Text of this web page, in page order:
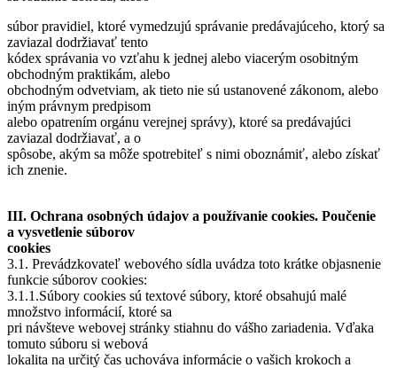
súbor pravidiel, ktoré vymedzujú správanie predávajúceho, ktorý sa
zaviazal dodržiavať tento
kódex správania vo vzťahu k jednej alebo viacerým osobitným
obchodným praktikám, alebo
obchodným odvetviam, ak tieto nie sú ustanovené zákonom, alebo
iným právnym predpisom
alebo opatrením orgánu verejnej správy), ktoré sa predávajúci
zaviazal dodržiavať, a o
spôsobe, akým sa môže spotrebiteľ s nimi oboznámiť, alebo získať
ich znenie.
III. Ochrana osobných údajov a používanie cookies. Poučenie
a vysvetlenie súborov
cookies
3.1. Prevádzkovateľ webového sídla uvádza toto krátke objasnenie
funkcie súborov cookies:
3.1.1.Súbory cookies sú textové súbory, ktoré obsahujú malé
množstvo informácií, ktoré sa
pri návšteve webovej stránky stiahnu do vášho zariadenia. Vďaka
tomuto súboru si webová
lokalita na určitý čas uchováva informácie o vašich krokoch a